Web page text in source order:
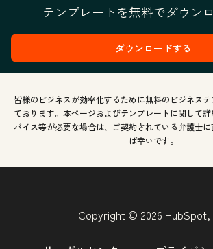
テンプレートを無料でダウン
ダウンロードする
皆様のビジネスが効率化するために無料のビジネス
ております。本ページおよびテンプレートに関して
バイス等が必要な場合は、ご契約されている弁護士
ば幸いです。
Copyright © 2026 HubSpot,